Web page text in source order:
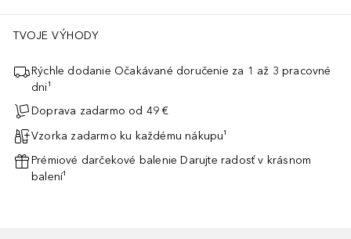
TVOJE VÝHODY
Rýchle dodanie Očakávané doručenie za 1 až 3 pracovné
dni¹
Doprava zadarmo od 49 €
Vzorka zadarmo ku každému nákupu¹
Prémiové darčekové balenie Darujte radosť v krásnom
balení¹